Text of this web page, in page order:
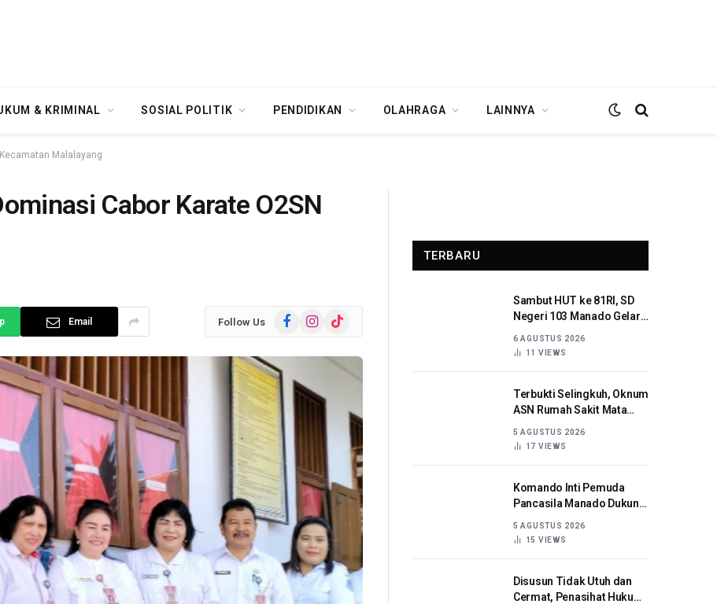
& KRIMINAL SOSIAL POLITIK PENDIDIKAN OLAHRAGA LAINNYA
Malalayang
Cabor Karate O2SN
Email Follow Us FacebookInstagram
TikTok
TERBARU
Sambut HUT ke 81RI, SD
Negeri 103 Manado Gelar
6 AGUSTUS 2026
11 VIEWS
Terbukti Selingkuh, Oknum
ASN Rumah Sakit Mata
Disiplin Berat
5 AGUSTUS 2026
17 VIEWS
Komando Inti Pemuda
Pancasila Manado Dukung
Korupsi
5 AGUSTUS 2026
15 VIEWS
Disusun Tidak Utuh dan
Cermat, Penasihat Hukum